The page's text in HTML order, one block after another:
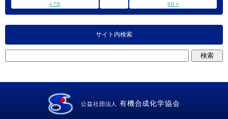
« 7月
9月 »
サイト内検索
公益社団法人 有機合成化学協会